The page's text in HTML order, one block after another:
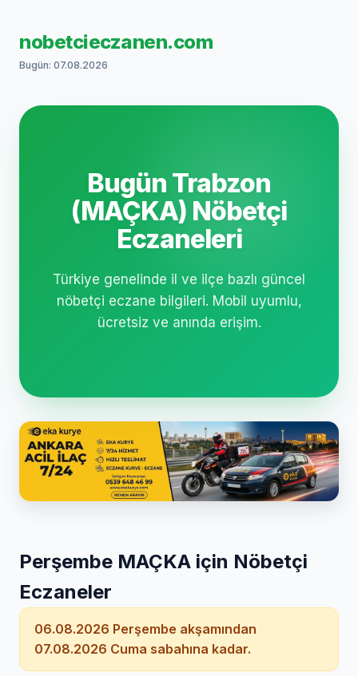
nobetcieczanen.com
Bugün: 07.08.2026
Bugün Trabzon
(MAÇKA) Nöbetçi
Eczaneleri
Türkiye genelinde il ve ilçe bazlı güncel
nöbetçi eczane bilgileri. Mobil uyumlu,
ücretsiz ve anında erişim.
Perşembe MAÇKA için Nöbetçi
Eczaneler
06.08.2026 Perşembe akşamından
07.08.2026 Cuma sabahına kadar.